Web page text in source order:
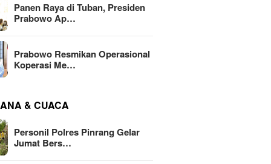
Panen Raya di Tuban, Presiden
Prabowo Ap…
Prabowo Resmikan Operasional
Koperasi Me…
& CUACA
Personil Polres Pinrang Gelar
Jumat Bers…